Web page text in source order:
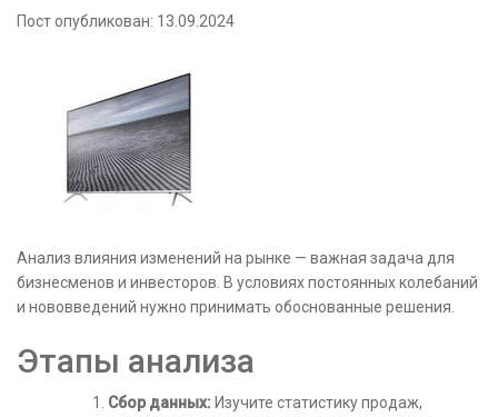
Пост опубликован: 13.09.2024
Анализ влияния изменений на рынке — важная задача для
бизнесменов и инвесторов. В условиях постоянных колебаний
и нововведений нужно принимать обоснованные решения.
Этапы анализа
Сбор данных: Изучите статистику продаж,